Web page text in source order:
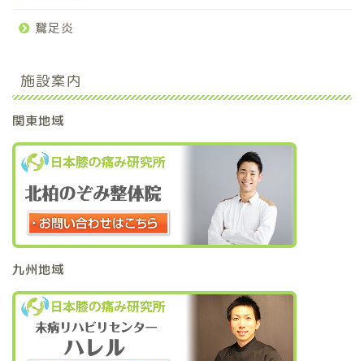
鵞足炎
施設案内
関東地域
九州地域